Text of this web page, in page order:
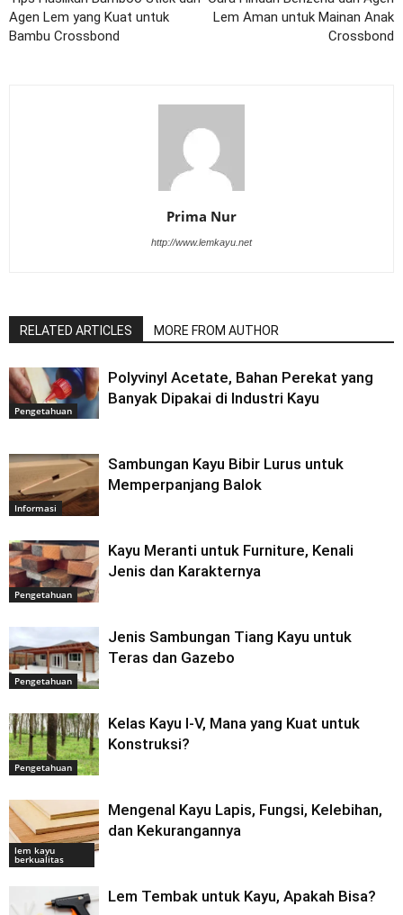
Agen Lem yang Kuat untuk
Bambu Crossbond
Lem Aman untuk Mainan Anak
Crossbond
Prima Nur
http://www.lemkayu.net
RELATED ARTICLES MORE FROM AUTHOR
Pengetahuan
Polyvinyl Acetate, Bahan Perekat yang
Banyak Dipakai di Industri Kayu
Informasi
Sambungan Kayu Bibir Lurus untuk
Memperpanjang Balok
Pengetahuan
Kayu Meranti untuk Furniture, Kenali
Jenis dan Karakternya
Pengetahuan
Jenis Sambungan Tiang Kayu untuk
Teras dan Gazebo
Pengetahuan
Kelas Kayu I-V, Mana yang Kuat untuk
Konstruksi?
lem kayu
berkualitas
Mengenal Kayu Lapis, Fungsi, Kelebihan,
dan Kekurangannya
Lem Tembak untuk Kayu, Apakah Bisa?